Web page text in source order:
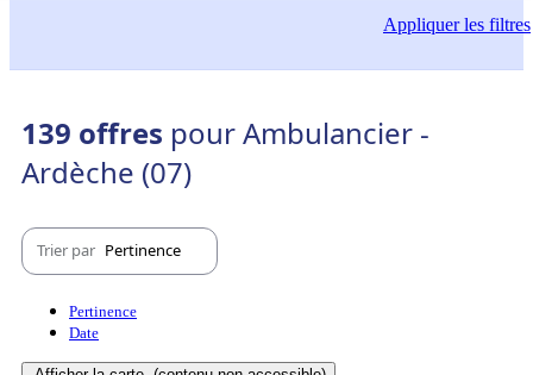
Appliquerles filtres
139 offres pour Ambulancier -
Ardèche (07)
Trier par Pertinence
Pertinence
Date